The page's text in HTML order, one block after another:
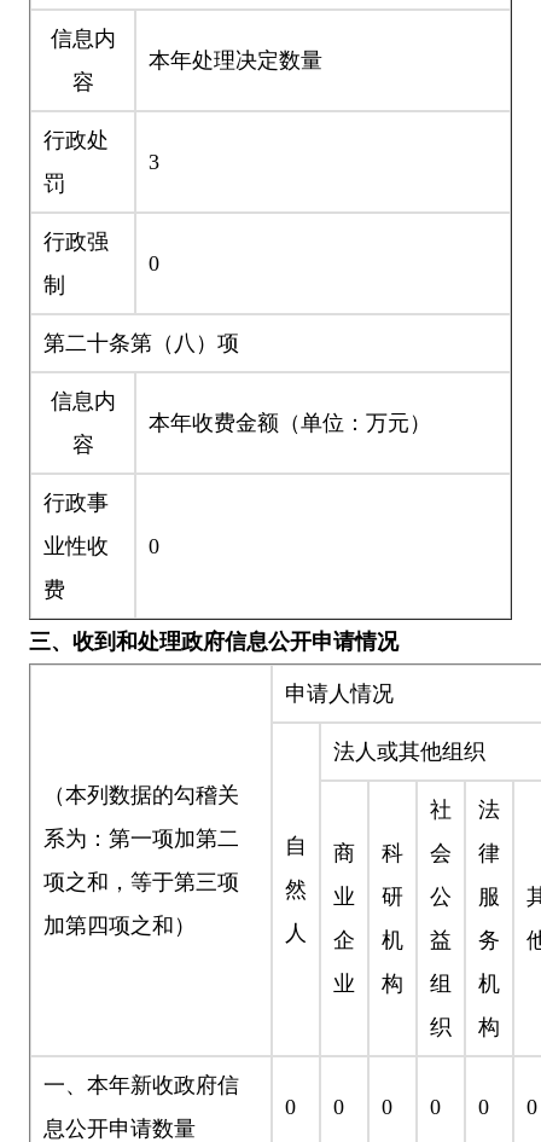
信息内
容
本年处理决定数量
行政处
罚
3
行政强
制
0
第二十条第（八）项
信息内
容
本年收费金额（单位：万元）
行政事
业性收
费
0
三、收到和处理政府信息公开申请情况
（本列数据的勾稽关
系为：第一项加第二
项之和，等于第三项
加第四项之和）
申请人情况
自
然
人
法人或其他组织
商
业
企
业
科
研
机
构
社
会
公
益
组
织
法
律
服
务
机
构
一、本年新收政府信
息公开申请数量
0 0 0 0 0 0